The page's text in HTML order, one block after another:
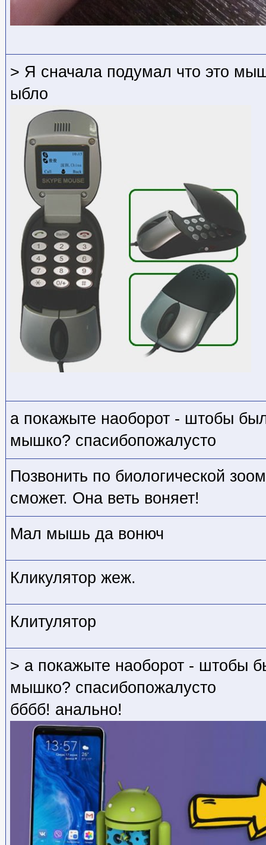
> Я сначала подумал что это
ыбло
а покажыте наоборот - штобы
мышко? спасибопожалусто
Позвонить по биологической
сможет. Она веть воняет!
Мал мышь да вонюч
Кликулятор жеж.
Клитулятор
> а покажыте наоборот - штобы
мышко? спасибопожалусто
бббб! анально!